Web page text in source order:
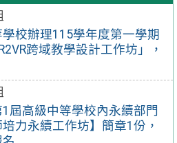
校辦理115學年度第一學期
跨域教學設計工作坊」，
屆高級中等學校內永續部門
力永續工作坊】簡章1份，